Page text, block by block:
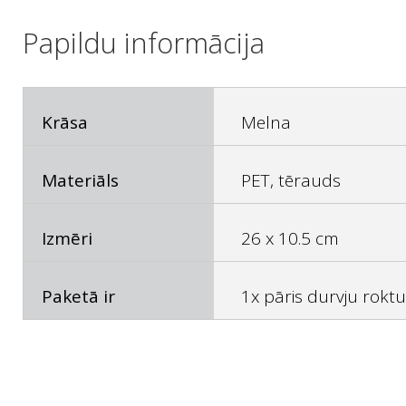
Papildu informācija
Krāsa Melna
Materiāls PET, tērauds
Izmēri 26 x 10.5 cm
Paketā ir 1x pāris durvju